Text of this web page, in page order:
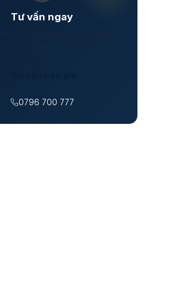
Tư vấn ngay
0796 700 777